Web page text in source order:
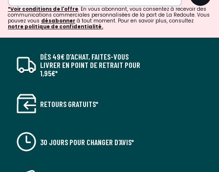
*Voir conditions de l'offre. En vous abonnant, vous consentez à recevoir des
communications commerciales personnalisées de la part de La Redoute. Vous
pouvez vous désabonner à tout moment. Pour en savoir plus, consultez
notre politique de confidentialité.
DÈS 49€ D’ACHAT, FAITES-VOUS
LIVRER EN POINT DE RETRAIT POUR
1,95€*
RETOURS GRATUITS*
30 JOURS POUR CHANGER D'AVIS*